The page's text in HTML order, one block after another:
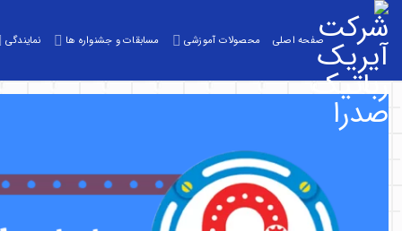
صفحه اصلی محصولات آموزشی مسابقات و جشنواره ها نمایندگی